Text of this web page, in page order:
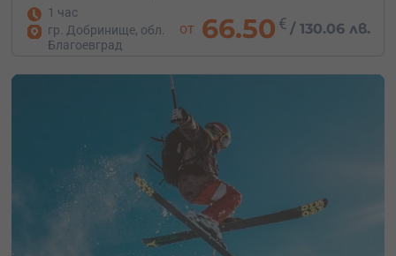
1 час
гр. Добринище, обл.
Благоевград
от 66.50 € / 130.06 лв.